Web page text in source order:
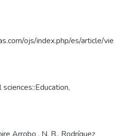
ojs/index.php/es/article/vie
,
Arrobo , N. B., Rodríguez